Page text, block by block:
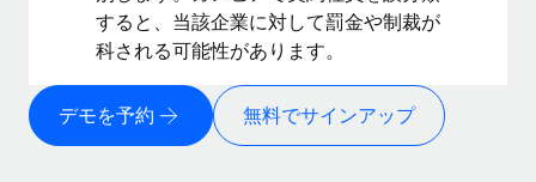
すると、当該企業に対して罰金や制裁が
科される可能性があります。
デモを予約 無料でサインアップ